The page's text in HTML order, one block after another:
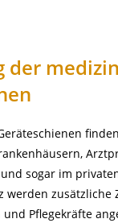
der
sogar im
werden zusätzliche
Pflegekräfte